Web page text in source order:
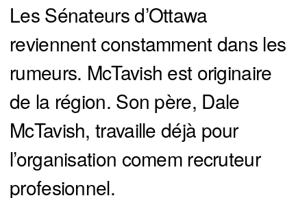
Les Sénateurs d’Ottawa
reviennent constamment dans les
rumeurs. McTavish est originaire
de la région. Son père, Dale
McTavish, travaille déjà pour
l’organisation comem recruteur
profesionnel.